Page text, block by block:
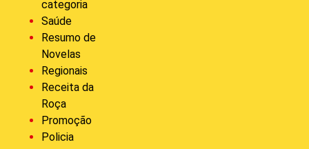
categoria
Saúde
Resumo de
Novelas
Regionais
Receita da
Roça
Promoção
Policia